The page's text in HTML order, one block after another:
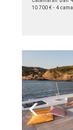
10.700 € - 4
Previous